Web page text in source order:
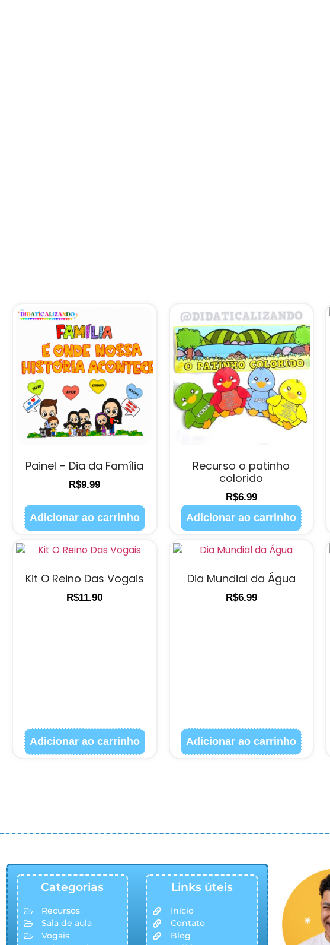
Painel – Dia da Família
R$9.99
Adicionar ao carrinho
Recurso o patinho
colorido
R$6.99
Adicionar ao carrinho
Kit O Reino Das Vogais
R$11.90
Adicionar ao carrinho
Dia Mundial da Água
R$6.99
Adicionar ao carrinho
Categorias
Recursos
Sala de aula
Vogais
Links úteis
Início
Contato
Blog